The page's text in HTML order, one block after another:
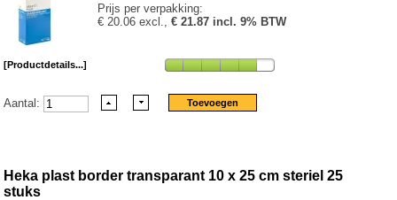
Prijs per verpakking:
€ 20.06 excl.,€ 21.87 incl. 9% BTW
[Productdetails...]
Aantal:
Heka plast border transparant 10 x 25 cm steriel 25
stuks